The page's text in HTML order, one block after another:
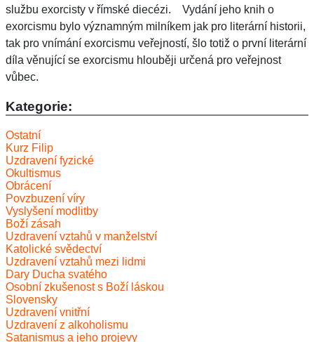
službu exorcisty v římské diecézi. Vydání jeho knih o
exorcismu bylo významným milníkem jak pro literární historii,
tak pro vnímání exorcismu veřejností, šlo totiž o první literární
díla věnující se exorcismu hlouběji určená pro veřejnost
vůbec.
Kategorie:
Ostatní
Kurz Filip
Uzdravení fyzické
Okultismus
Obrácení
Povzbuzení víry
Vyslyšení modlitby
Boží zásah
Uzdravení vztahů v manželství
Katolické svědectví
Uzdravení vztahů mezi lidmi
Dary Ducha svatého
Osobní zkušenost s Boží láskou
Slovensky
Uzdravení vnitřní
Uzdravení z alkoholismu
Satanismus a jeho projevy